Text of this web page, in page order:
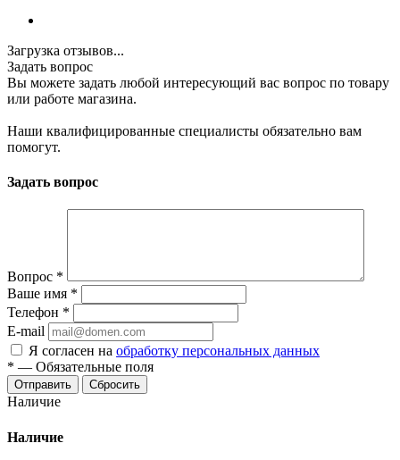
Загрузка отзывов...
Задать вопрос
Вы можете задать любой интересующий вас вопрос по товару
или работе магазина.
Наши квалифицированные специалисты обязательно вам
помогут.
Задать вопрос
Вопрос *
Ваше имя *
Телефон *
E-mail
Я согласен на обработку персональных данных
* — Обязательные поля
Сбросить
Наличие
Наличие